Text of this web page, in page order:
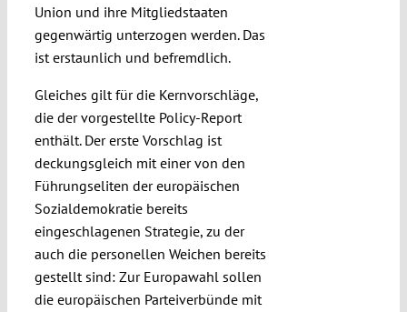
Union und ihre Mitgliedstaaten
gegenwärtig unterzogen werden. Das
ist erstaunlich und befremdlich.
Gleiches gilt für die Kernvorschläge,
die der vorgestellte Policy-Report
enthält. Der erste Vorschlag ist
deckungsgleich mit einer von den
Führungseliten der europäischen
Sozialdemokratie bereits
eingeschlagenen Strategie, zu der
auch die personellen Weichen bereits
gestellt sind: Zur Europawahl sollen
die europäischen Parteiverbünde mit